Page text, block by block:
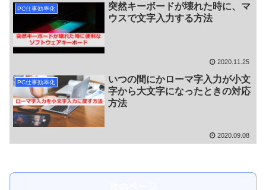
PC仕事効率化
突然キーボードが壊れた時に、マ
ウスで文字入力する方法
2020.11.25
PC仕事効率化
いつの間にかローマ字入力が小文
字から大文字になったときの対応
方法
2020.09.08